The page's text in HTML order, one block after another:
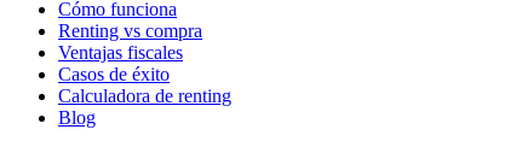
Cómo funciona
Renting vs compra
Ventajas fiscales
Casos de éxito
Calculadora de renting
Blog